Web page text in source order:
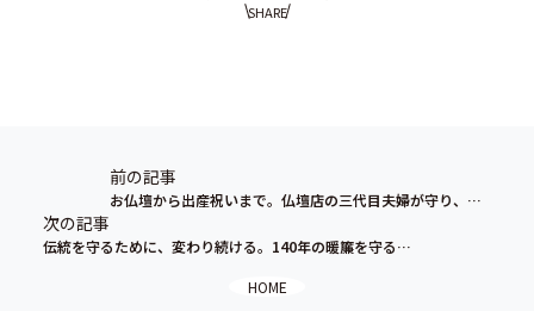
SHARE
前の記事
お仏壇から出産祝いまで。仏壇店の三代目夫婦が守り、育む、木のものづくり
HOME
次の記事
伝統を守るために、変わり続ける。140年の暖簾を守る笹川餅屋六代目が繋ぐ新潟の味